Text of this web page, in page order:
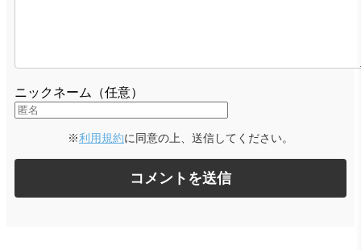
ニックネーム（任意）
※利用規約に同意の上、送信してください。